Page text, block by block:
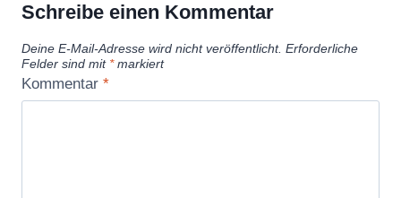
Schreibe einen Kommentar
Deine E-Mail-Adresse wird nicht veröffentlicht. Erforderliche
Felder sind mit *markiert
Kommentar *